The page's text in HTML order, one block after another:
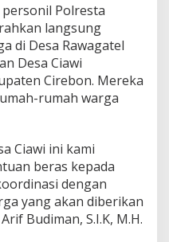
Polresta
langsung
di Desa Rawagatel
Desa Ciawi
Cirebon. Mereka
rumah warga
Ciawi ini kami
beras kepada
dengan
yang akan diberikan
Budiman, S.I.K, M.H.